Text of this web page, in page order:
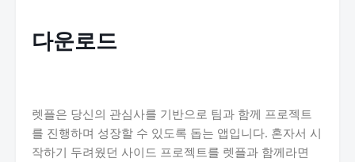
다운로드
렛플은 당신의 관심사를 기반으로 팀과 함께 프로젝트
를 진행하며 성장할 수 있도록 돕는 앱입니다. 혼자서 시
작하기 두려웠던 사이드 프로젝트를 렛플과 함께라면